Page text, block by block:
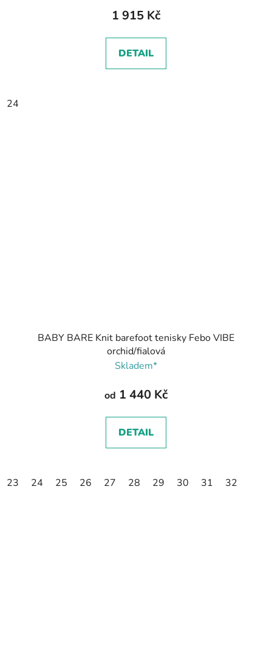
1 915 Kč
DETAIL
24
BABY BARE Knit barefoot tenisky Febo VIBE
orchid/fialová
Skladem*
od 1 440 Kč
DETAIL
23 24 25 26 27 28 29 30 31 32